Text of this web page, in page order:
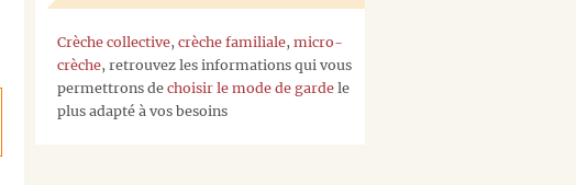
Crèche collective, crèche familiale, micro-
crèche, retrouvez les informations qui vous
permettrons de choisir le mode de garde le
plus adapté à vos besoins